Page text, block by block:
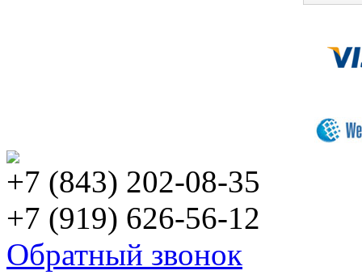
+7 (843) 202-08-35
+7 (919) 626-56-12
Обратный звонок